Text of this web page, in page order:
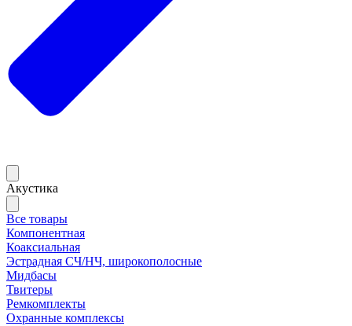
Акустика
Все товары
Компонентная
Коаксиальная
Эстрадная СЧ/НЧ, широкополосные
Мидбасы
Твитеры
Ремкомплекты
Охранные комплексы